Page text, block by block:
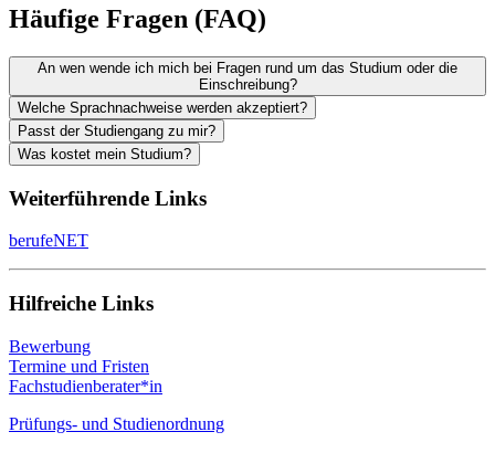
Häufige Fragen (FAQ)
An wen wende ich mich bei Fragen rund um das Studium oder die
Einschreibung?
Bei Fragen aller Art rund um die Universität Greifswald,
Studiengangsauswahl oder den Einschreibeprozess wenden Sie sich
gern an dieStudienorientierung
Bei fachspezifischen Fragen kann Ihnen die
Welche Sprachnachweise werden akzeptiert?
Kenntnisse des Englischen auf dem Niveau B2 des „Gemeinsamen
Europäischen Referenzrahmens“ (GER) oder alternativ mindestens
siebenjähriger aufsteigender Englischunterricht an einer
allgemeinbildenden Schule.
Bewerber*innen mit ausländischen Bildungsqualifikationen
Passt der Studiengang zu mir?
Hilfe bei der Entscheidung zur Studienwahl bietet unsere
Studienorientierung mit ihren vielfältigen Angeboten. Neben einer
individuellen Beratung, gibt es die Möglichkeit ein
der Seite der
Was kostet mein Studium?
Alles zum Thema Beiträge und Gebühren sowie Finanzierung des
Weiterführende Links
berufeNET
Hilfreiche Links
Bewerbung
Termine und Fristen
Fachstudienberater*in
Prüfungs- und Studienordnung